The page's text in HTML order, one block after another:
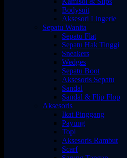
Bodysuit
Aksesori Lingerie
Sepatu Wanita
Sepatu Flat
Sepatu Hak Tinggi
Sneakers
Wedges
Sepatu Boot
Aksesoris Sepatu
Sandal
Sandal & Flip Flop
Aksesoris
Ikat Pinggang
Payung
Topi
Aksesoris Rambut
Scarf